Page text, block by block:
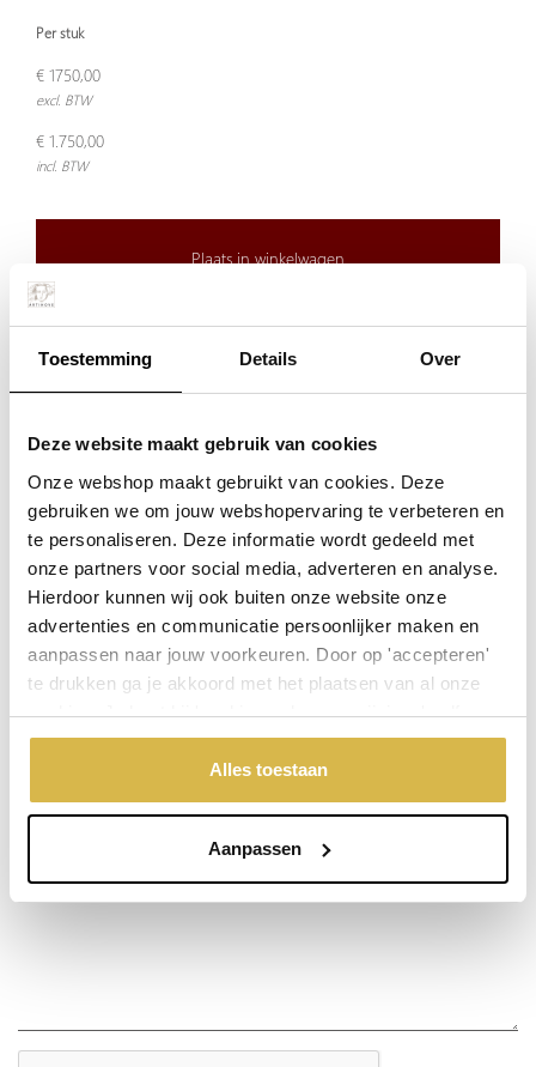
Toestemming Details Over
Deze website maakt gebruik van cookies
Onze webshop maakt gebruikt van cookies. Deze
gebruiken we om jouw webshopervaring te verbeteren en
te personaliseren. Deze informatie wordt gedeeld met
onze partners voor social media, adverteren en analyse.
Hierdoor kunnen wij ook buiten onze website onze
advertenties en communicatie persoonlijker maken en
aanpassen naar jouw voorkeuren. Door op 'accepteren'
te drukken ga je akkoord met het plaatsen van al onze
cookies. Je kunt bij 'cookievoorkeuren wijzigen' zelf
aangeven welke cookies jouw akkoord krijgen. En door te
'weigeren' worden alleen de functionele cookies
geplaatst. Bekijk onze cookieverklaring voor meer
Alles toestaan
Aanpassen
Per stuk
€ 1750,00
excl. BTW
€ 1.750,00
incl. BTW
Plaats in winkelwagen
Garantie:
Niet goed, geld terug
Stel een vraag over dit product
Uw naam
Emailadres
Telefoonnummer
Uw vraag